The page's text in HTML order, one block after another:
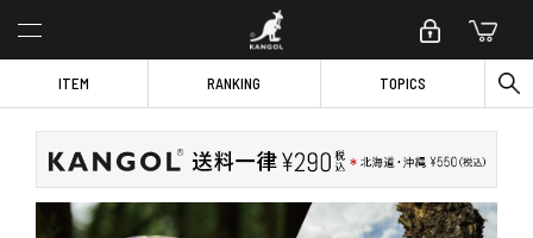
ITEM RANKING TOPICS